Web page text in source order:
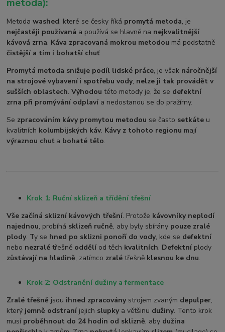
Metodawashed, které se česky říká promytá metoda, je
nejčastěji používaná a používá se hlavně na nejkvalitnější
kávová zrna. Káva zpracovaná mokrou metodou má podstatně
čistější a tím i bohatší chuť.
Promytá metoda snižuje podíl lidské práce, je však náročnější
na strojové vybavení i spotřebu vody, nelze ji tak provádět v
sušších oblastech.Výhodou této metody je, že se defektní
zrna při promývání odplaví a nedostanou se do pražírny.
Se zpracováním kávy promytou metodou se často setkáte u
kvalitních kolumbijských káv. Kávy z tohoto regionu mají
výraznou chuťa bohaté tělo.
Krok 1: Ruční sklizeň a třídění třešní
Vše začíná sklizní kávových třešní. Protože kávovníky neplodí
najednou, probíhá sklizeň ručně, aby byly sbírány pouze zralé
plody. Ty se hned po sklizni ponoří do vody, kde se defektní
nebo nezralé třešně oddělí od těch kvalitních. Defektní plody
zůstávají na hladině, zatímco zralé třešně klesnou ke dnu.
Krok 2: Odstranění dužiny a fermentace
Zralé třešně jsou ihned zpracoványstrojem zvaným depulper,
který jemně odstraní jejich slupkya většinu dužiny. Tento krok
musí proběhnout do 24 hodin od sklizně, aby dužina